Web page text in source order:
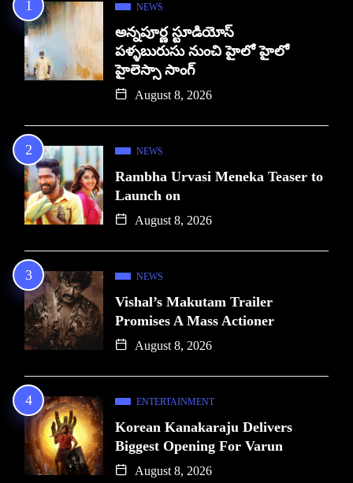
NEWS
అన్నపూర్ణ స్టూడియోస్
పళ్ళబురుసు నుంచి హైలో హైలో
హైలెస్సా సాంగ్
August 8, 2026
NEWS
Rambha Urvasi Meneka Teaser to
Launch on
August 8, 2026
NEWS
Vishal’s Makutam Trailer
Promises A Mass Actioner
August 8, 2026
ENTERTAINMENT
Korean Kanakaraju Delivers
Biggest Opening For Varun
August 8, 2026